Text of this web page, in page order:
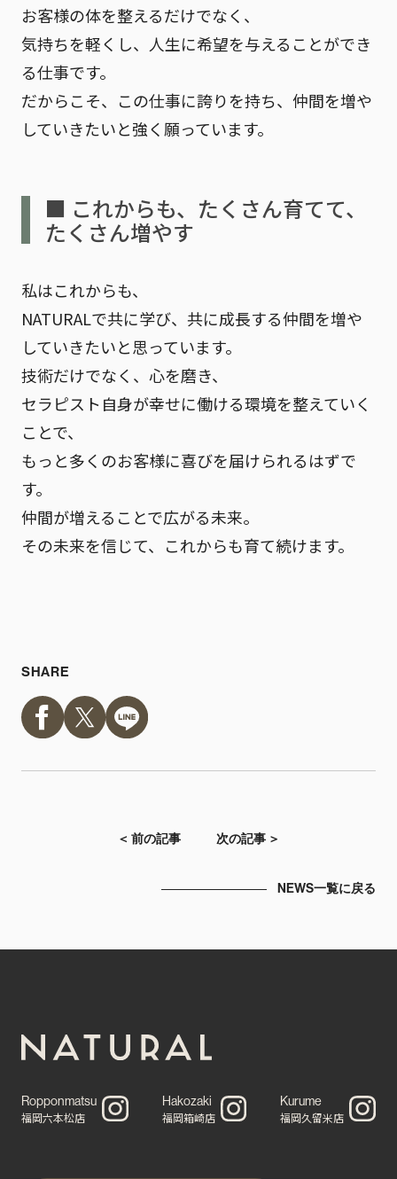
お客様の体を整えるだけでなく、
気持ちを軽くし、人生に希望を与えることができ
る仕事です。
だからこそ、この仕事に誇りを持ち、仲間を増や
していきたいと強く願っています。
■ これからも、たくさん育てて、
たくさん増やす
私はこれからも、
NATURALで共に学び、共に成長する仲間を増や
していきたいと思っています。
技術だけでなく、心を磨き、
セラピスト自身が幸せに働ける環境を整えていく
ことで、
もっと多くのお客様に喜びを届けられるはずで
す。
仲間が増えることで広がる未来。
その未来を信じて、これからも育て続けます。
SHARE
＜ 前の記事 次の記事 ＞
NEWS一覧に戻る
Ropponmatsu
福岡六本松店
Hakozaki
福岡箱崎店
Kurume
福岡久留米店